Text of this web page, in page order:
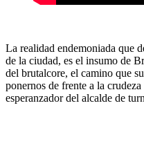
La realidad endemoniada que
de la ciudad, es el insumo de
del brutalcore, el camino que
ponernos de frente a la
esperanzador del alcalde de